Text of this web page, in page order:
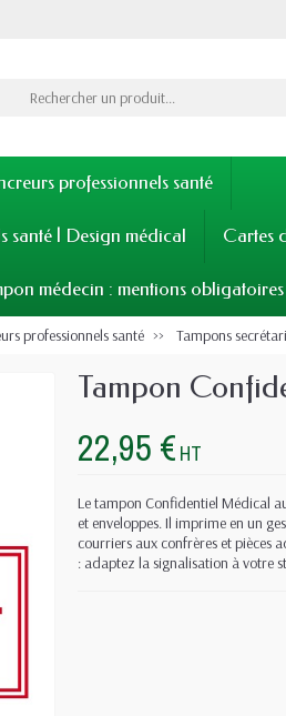
professionnels santé
santé | Design médical Cartes
médecin : mentions
professionnels santé Tampons
Tampon
22,95 € HT
Le tampon Confidentiel Médical
et enveloppes. Il imprime en un
courriers aux confrères et pièces
: adaptez la signalisation à votre